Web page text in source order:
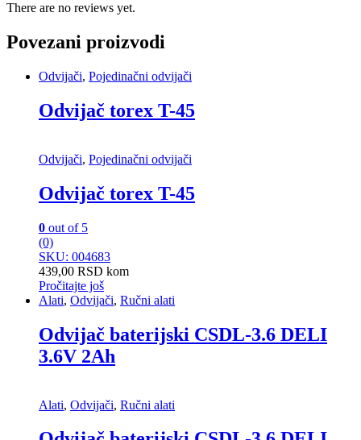
There are no reviews yet.
Povezani proizvodi
Odvijači, Pojedinačni odvijači
Odvijač torex T-45
Odvijači, Pojedinačni odvijači
Odvijač torex T-45
0 out of 5
(0)
SKU: 004683
439,00 RSD kom
Pročitajte još
Alati, Odvijači, Ručni alati
Odvijač baterijski CSDL-3.6 DELI
3.6V 2Ah
Alati, Odvijači, Ručni alati